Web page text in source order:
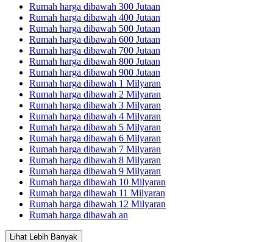
Rumah harga dibawah 300 Jutaan
Rumah harga dibawah 400 Jutaan
Rumah harga dibawah 500 Jutaan
Rumah harga dibawah 600 Jutaan
Rumah harga dibawah 700 Jutaan
Rumah harga dibawah 800 Jutaan
Rumah harga dibawah 900 Jutaan
Rumah harga dibawah 1 Milyaran
Rumah harga dibawah 2 Milyaran
Rumah harga dibawah 3 Milyaran
Rumah harga dibawah 4 Milyaran
Rumah harga dibawah 5 Milyaran
Rumah harga dibawah 6 Milyaran
Rumah harga dibawah 7 Milyaran
Rumah harga dibawah 8 Milyaran
Rumah harga dibawah 9 Milyaran
Rumah harga dibawah 10 Milyaran
Rumah harga dibawah 11 Milyaran
Rumah harga dibawah 12 Milyaran
Rumah harga dibawah an
Lihat Lebih Banyak